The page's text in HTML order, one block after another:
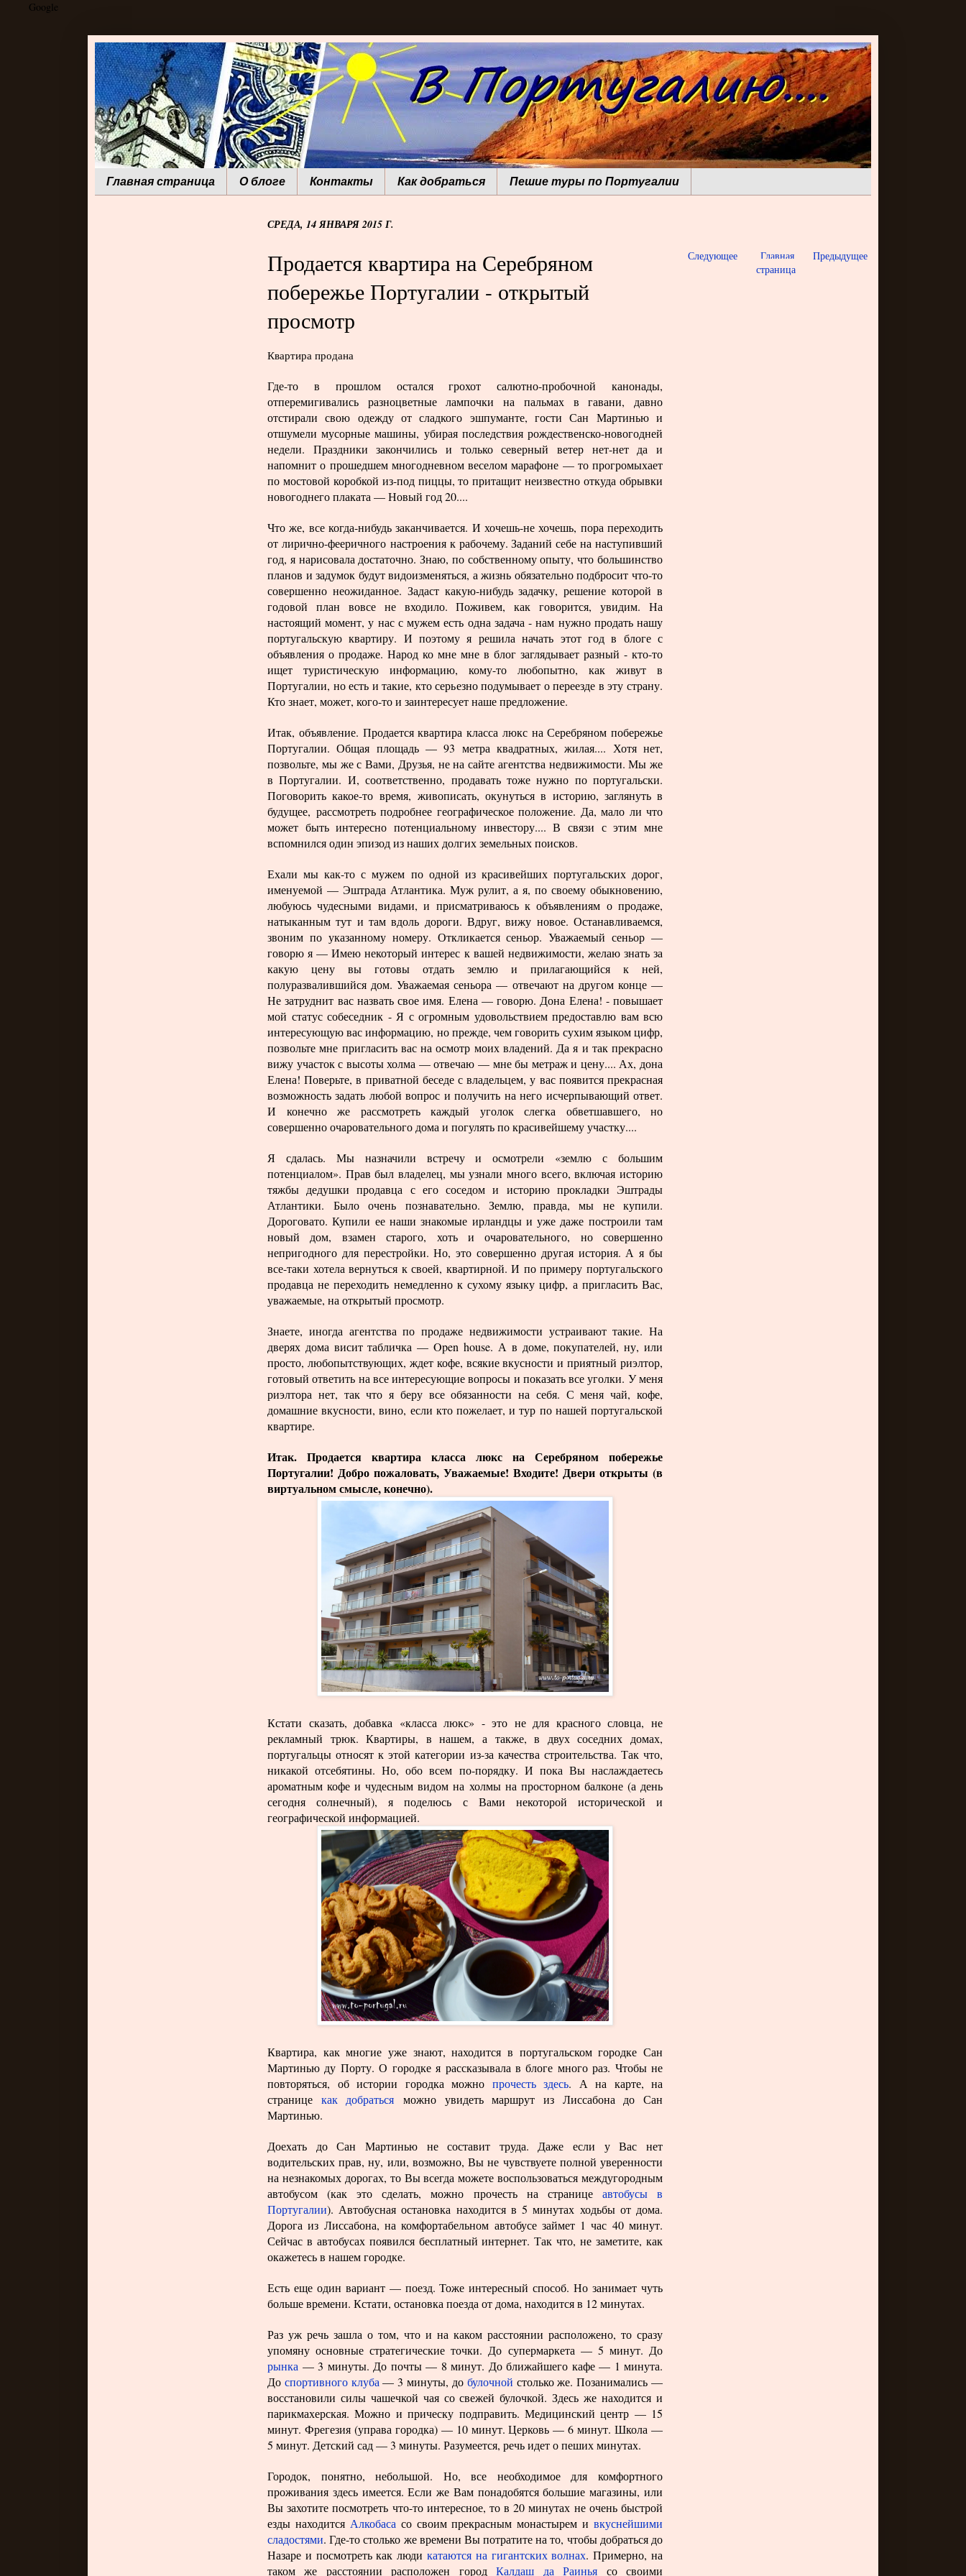
Google
Главная страница О блоге Контакты Как добраться Пешие туры по Португалии
СРЕДА, 14 ЯНВАРЯ 2015 Г.
Продается квартира на Серебряном
побережье Португалии - открытый
просмотр
Квартира продана
Где-то в прошлом остался грохот салютно-пробочной канонады,
отперемигивались разноцветные лампочки на пальмах в гавани, давно
отстирали свою одежду от сладкого эшпуманте, гости Сан Мартинью и
отшумели мусорные машины, убирая последствия рождественско-новогодней
недели. Праздники закончились и только северный ветер нет-нет да и
напомнит о прошедшем многодневном веселом марафоне — то прогромыхает
по мостовой коробкой из-под пиццы, то притащит неизвестно откуда обрывки
новогоднего плаката — Новый год 20....
Что же, все когда-нибудь заканчивается. И хочешь-не хочешь, пора переходить
от лирично-фееричного настроения к рабочему. Заданий себе на наступивший
год, я нарисовала достаточно. Знаю, по собственному опыту, что большинство
планов и задумок будут видоизменяться, а жизнь обязательно подбросит что-то
совершенно неожиданное. Задаст какую-нибудь задачку, решение которой в
годовой план вовсе не входило. Поживем, как говорится, увидим. На
настоящий момент, у нас с мужем есть одна задача - нам нужно продать нашу
португальскую квартиру. И поэтому я решила начать этот год в блоге с
объявления о продаже. Народ ко мне мне в блог заглядывает разный - кто-то
ищет туристическую информацию, кому-то любопытно, как живут в
Португалии, но есть и такие, кто серьезно подумывает о переезде в эту страну.
Кто знает, может, кого-то и заинтересует наше предложение.
Итак, объявление. Продается квартира класса люкс на Серебряном побережье
Португалии. Общая площадь — 93 метра квадратных, жилая.... Хотя нет,
позвольте, мы же с Вами, Друзья, не на сайте агентства недвижимости. Мы же
в Португалии. И, соответственно, продавать тоже нужно по португальски.
Поговорить какое-то время, живописать, окунуться в историю, заглянуть в
будущее, рассмотреть подробнее географическое положение. Да, мало ли что
может быть интересно потенциальному инвестору.... В связи с этим мне
вспомнился один эпизод из наших долгих земельных поисков.
Ехали мы как-то с мужем по одной из красивейших португальских дорог,
именуемой — Эштрада Атлантика. Муж рулит, а я, по своему обыкновению,
любуюсь чудесными видами, и присматриваюсь к объявлениям о продаже,
натыканным тут и там вдоль дороги. Вдруг, вижу новое. Останавливаемся,
звоним по указанному номеру. Откликается сеньор. Уважаемый сеньор —
говорю я — Имею некоторый интерес к вашей недвижимости, желаю знать за
какую цену вы готовы отдать землю и прилагающийся к ней,
полуразвалившийся дом. Уважаемая сеньора — отвечают на другом конце —
Не затруднит вас назвать свое имя. Елена — говорю. Дона Елена! - повышает
мой статус собеседник - Я с огромным удовольствием предоставлю вам всю
интересующую вас информацию, но прежде, чем говорить сухим языком цифр,
позвольте мне пригласить вас на осмотр моих владений. Да я и так прекрасно
вижу участок с высоты холма — отвечаю — мне бы метраж и цену.... Ах, дона
Елена! Поверьте, в приватной беседе с владельцем, у вас появится прекрасная
возможность задать любой вопрос и получить на него исчерпывающий ответ.
И конечно же рассмотреть каждый уголок слегка обветшавшего, но
совершенно очаровательного дома и погулять по красивейшему участку....
Я сдалась. Мы назначили встречу и осмотрели «землю с большим
потенциалом». Прав был владелец, мы узнали много всего, включая историю
тяжбы дедушки продавца с его соседом и историю прокладки Эштрады
Атлантики. Было очень познавательно. Землю, правда, мы не купили.
Дороговато. Купили ее наши знакомые ирландцы и уже даже построили там
новый дом, взамен старого, хоть и очаровательного, но совершенно
непригодного для перестройки. Но, это совершенно другая история. А я бы
все-таки хотела вернуться к своей, квартирной. И по примеру португальского
продавца не переходить немедленно к сухому языку цифр, а пригласить Вас,
уважаемые, на открытый просмотр.
Знаете, иногда агентства по продаже недвижимости устраивают такие. На
дверях дома висит табличка — Open house. А в доме, покупателей, ну, или
просто, любопытствующих, ждет кофе, всякие вкусности и приятный риэлтор,
готовый ответить на все интересующие вопросы и показать все уголки. У меня
риэлтора нет, так что я беру все обязанности на себя. С меня чай, кофе,
домашние вкусности, вино, если кто пожелает, и тур по нашей португальской
квартире.
Итак. Продается квартира класса люкс на Серебряном побережье
Португалии! Добро пожаловать, Уважаемые! Входите! Двери открыты (в
виртуальном смысле, конечно).
Кстати сказать, добавка «класса люкс» - это не для красного словца, не
рекламный трюк. Квартиры, в нашем, а также, в двух соседних домах,
португальцы относят к этой категории из-за качества строительства. Так что,
никакой отсебятины. Но, обо всем по-порядку. И пока Вы наслаждаетесь
ароматным кофе и чудесным видом на холмы на просторном балконе (а день
сегодня солнечный), я поделюсь с Вами некоторой исторической и
географической информацией.
Квартира, как многие уже знают, находится в португальском городке Сан
Мартинью ду Порту. О городке я рассказывала в блоге много раз. Чтобы не
повторяться, об истории городка можно прочесть здесь. А на карте, на
странице как добраться можно увидеть маршрут из Лиссабона до Сан
Мартинью.
Доехать до Сан Мартинью не составит труда. Даже если у Вас нет
водительских прав, ну, или, возможно, Вы не чувствуете полной уверенности
на незнакомых дорогах, то Вы всегда можете воспользоваться междугородным
автобусом (как это сделать, можно прочесть на странице автобусы в
Португалии). Автобусная остановка находится в 5 минутах ходьбы от дома.
Дорога из Лиссабона, на комфортабельном автобусе займет 1 час 40 минут.
Сейчас в автобусах появился бесплатный интернет. Так что, не заметите, как
окажетесь в нашем городке.
Есть еще один вариант — поезд. Тоже интересный способ. Но занимает чуть
больше времени. Кстати, остановка поезда от дома, находится в 12 минутах.
Раз уж речь зашла о том, что и на каком расстоянии расположено, то сразу
упомяну основные стратегические точки. До супермаркета — 5 минут. До
рынка — 3 минуты. До почты — 8 минут. До ближайшего кафе — 1 минута.
До спортивного клуба — 3 минуты, до булочной столько же. Позанимались —
восстановили силы чашечкой чая со свежей булочкой. Здесь же находится и
парикмахерская. Можно и прическу подправить. Медицинский центр — 15
минут. Фрегезия (управа городка) — 10 минут. Церковь — 6 минут. Школа —
5 минут. Детский сад — 3 минуты. Разумеется, речь идет о пеших минутах.
Городок, понятно, небольшой. Но, все необходимое для комфортного
проживания здесь имеется. Если же Вам понадобятся большие магазины, или
Вы захотите посмотреть что-то интересное, то в 20 минутах не очень быстрой
езды находится Алкобаса со своим прекрасным монастырем и вкуснейшими
сладостями. Где-то столько же времени Вы потратите на то, чтобы добраться до
Назаре и посмотреть как люди катаются на гигантских волнах. Примерно, на
таком же расстоянии расположен городКалдаш да Раинья со своими
Следующее Предыдущее
Главная
страница